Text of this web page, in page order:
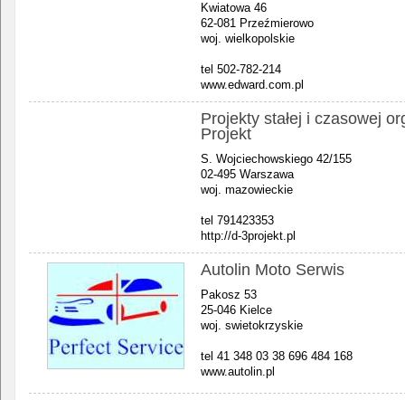
Kwiatowa 46
62-081 Przeźmierowo
woj. wielkopolskie
tel 502-782-214
www.edward.com.pl
Projekty stałej i czasowej
Projekt
S. Wojciechowskiego 42/155
02-495 Warszawa
woj. mazowieckie
tel 791423353
http://d-3projekt.pl
Autolin Moto Serwis
Pakosz 53
25-046 Kielce
woj. swietokrzyskie
tel 41 348 03 38 696 484 168
www.autolin.pl